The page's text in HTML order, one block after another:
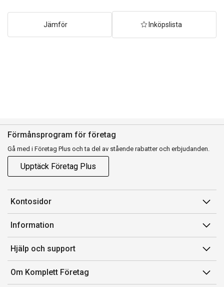
Jämför Inköpslista
Förmånsprogram för företag
Gå med i Företag Plus och ta del av stående rabatter och erbjudanden.
Upptäck Företag Plus
Kontosidor
Mina sidor
Orderhistorik
Fakturor & Kvitton
Inköpslistor
Information
Försäljningsvillkor
Villkor för Komplett Företag Plus
Felsökning & guider
Hjälp och support
Kontakta oss
Kundservice
Om Komplett Företag